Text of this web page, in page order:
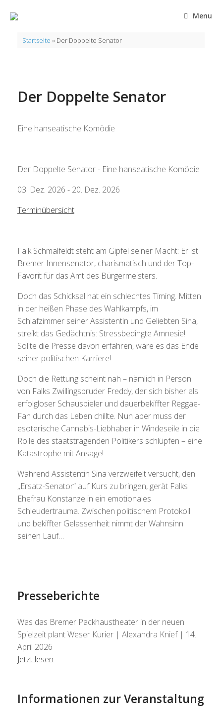
Inhalt
springen
Menu
Startseite » Der Doppelte Senator
Der Doppelte Senator
Eine hanseatische Komödie
Der Doppelte Senator - Eine hanseatische Komödie
03. Dez. 2026 - 20. Dez. 2026
Terminübersicht
Falk Schmalfeldt steht am Gipfel seiner Macht: Er ist
Bremer Innensenator, charismatisch und der Top-
Favorit für das Amt des Bürgermeisters.
Doch das Schicksal hat ein schlechtes Timing. Mitten
in der heißen Phase des Wahlkampfs, im
Schlafzimmer seiner Assistentin und Geliebten Sina,
streikt das Gedächtnis: Stressbedingte Amnesie!
Sollte die Presse davon erfahren, wäre es das Ende
seiner politischen Karriere!
Doch die Rettung scheint nah – nämlich in Person
von Falks Zwillingsbruder Freddy, der sich bisher als
erfolgloser Schauspieler und dauerbekiffter Reggae-
Fan durch das Leben chillte. Nun aber muss der
esoterische Cannabis-Liebhaber in Windeseile in die
Rolle des staatstragenden Politikers schlüpfen – eine
Katastrophe mit Ansage!
Während Assistentin Sina verzweifelt versucht, den
„Ersatz-Senator“ auf Kurs zu bringen, gerät Falks
Ehefrau Konstanze in ein emotionales
Schleudertrauma. Zwischen politischem Protokoll
und bekiffter Gelassenheit nimmt der Wahnsinn
seinen Lauf…
Presseberichte
Was das Bremer Packhaustheater in der neuen
Spielzeit plantWeser Kurier | Alexandra Knief | 14.
April 2026
Jetzt lesen
Informationen zur Veranstaltung